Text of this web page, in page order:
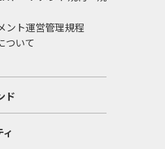
ント運営管理規程
ついて
ド